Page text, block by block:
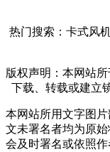
热门搜索：卡式风
版权声明：本网站
下载、转载或建立
本网站所用文字图
文未署名者均为原
会及时署名或依照